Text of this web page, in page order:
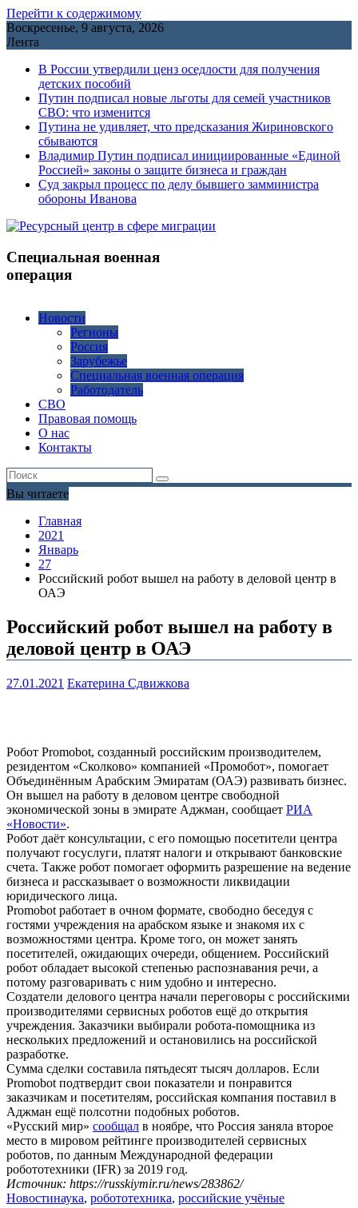
Перейти к содержимому
Воскресенье, 9 августа, 2026
Лента
В России утвердили ценз оседлости для получения
детских пособий
Путин подписал новые льготы для семей участников
СВО: что изменится
Путина не удивляет, что предсказания Жириновского
сбываются
Владимир Путин подписал инициированные «Единой
Россией» законы о защите бизнеса и граждан
Cуд закрыл процесс по делу бывшего замминистра
обороны Иванова
Специальная военная
операция
Новости
Регионы
Россия
Зарубежье
Специальная военная операция
Работодатель
СВО
Правовая помощь
О нас
Контакты
Вы читаете
Главная
2021
Январь
27
Российский робот вышел на работу в деловой центр в
ОАЭ
Российский робот вышел на работу в
деловой центр в ОАЭ
27.01.2021 Екатерина Сдвижкова
Робот Promobot, созданный российским производителем,
резидентом «Сколково» компанией «Промобот», помогает
Объединённым Арабским Эмиратам (ОАЭ) развивать бизнес.
Он вышел на работу в деловом центре свободной
экономической зоны в эмирате Аджман, сообщает РИА
«Новости».
Робот даёт консультации, с его помощью посетители центра
получают госуслуги, платят налоги и открывают банковские
счета. Также робот помогает оформить разрешение на ведение
бизнеса и рассказывает о возможности ликвидации
юридического лица.
Promobot работает в очном формате, свободно беседуя с
гостями учреждения на арабском языке и знакомя их с
возможностями центра. Кроме того, он может занять
посетителей, ожидающих очереди, общением. Российский
робот обладает высокой степенью распознавания речи, а
потому разговаривать с ним удобно и интересно.
Создатели делового центра начали переговоры с российскими
производителями сервисных роботов ещё до открытия
учреждения. Заказчики выбирали робота-помощника из
нескольких предложений и остановились на российской
разработке.
Сумма сделки составила пятьдесят тысяч долларов. Если
Promobot подтвердит свои показатели и понравится
заказчикам и посетителям, российская компания поставил в
Аджман ещё полсотни подобных роботов.
«Русский мир» сообщал в ноябре, что Россия заняла второе
место в мировом рейтинге производителей сервисных
роботов, по данным Международной федерации
робототехники (IFR) за 2019 год.
Источник: https://russkiymir.ru/news/283862/
Новостинаука, робототехника, российские учёные